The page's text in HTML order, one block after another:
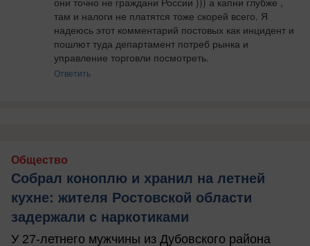
там и налоги не платятся тоже скорей всего. Я
надеюсь этот комментарий постовых как инцидент и
пошлют туда департамент потреб рынка и
управление торговли посмотреть.
Ответить
Общество
Собрал коноплю и хранил на летней
кухне: жителя Ростовской области
задержали с наркотиками
У 27-летнего мужчины из Дубовского района